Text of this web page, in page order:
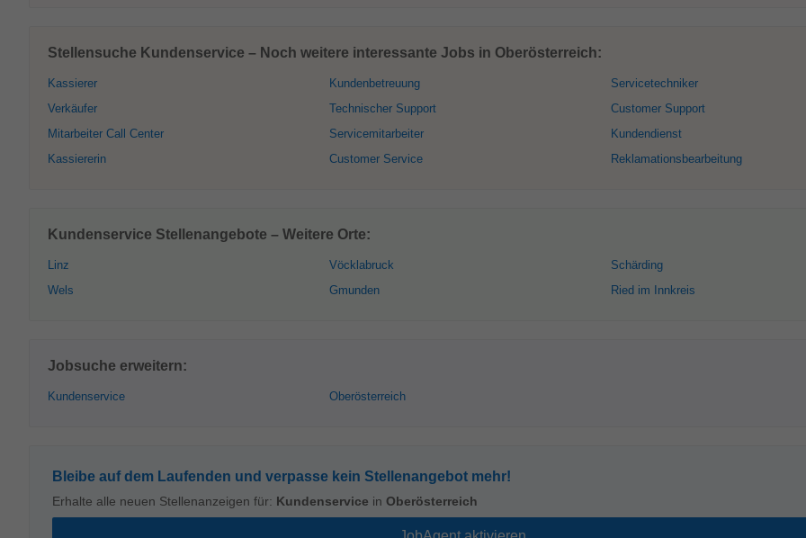
Stellensuche Kundenservice – Noch weitere interessante Jobs in Oberösterreich:
Kassierer
Verkäufer
Mitarbeiter Call Center
Kassiererin
Kundenbetreuung
Technischer Support
Servicemitarbeiter
Customer Service
Servicetechniker
Customer Support
Kundendienst
Reklamationsbearbeitung
Kundenservice Stellenangebote – Weitere Orte:
Linz
Wels
Vöcklabruck
Gmunden
Schärding
Ried im Innkreis
Jobsuche erweitern:
Kundenservice Oberösterreich
Bleibe auf dem Laufenden und verpasse kein Stellenangebot mehr!
Erhalte alle neuen Stellenanzeigen für: Kundenservice in Oberösterreich